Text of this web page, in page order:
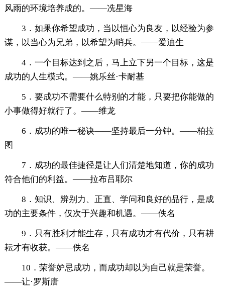
风雨的环境培养成的。——冼星海
3．如果你希望成功，当以恒心为良友，以经验为参
谋，以当心为兄弟，以希望为哨兵。——爱迪生
4．一个目标达到之后，马上立下另一个目标，这是
成功的人生模式。——姚乐丝·卡耐基
5．要成功不需要什么特别的才能，只要把你能做的
小事做得好就行了。——维龙
6．成功的唯一秘诀——坚持最后一分钟。——柏拉
图
7．成功的最佳捷径是让人们清楚地知道，你的成功
符合他们的利益。——拉布吕耶尔
8．知识、辨别力、正直、学问和良好的品行，是成
功的主要条件，仅次于兴趣和机遇。——佚名
9．只有胜利才能生存，只有成功才有代价，只有耕
耘才有收获。——佚名
10．荣誉妒忌成功，而成功却以为自己就是荣誉。
——让·罗斯唐